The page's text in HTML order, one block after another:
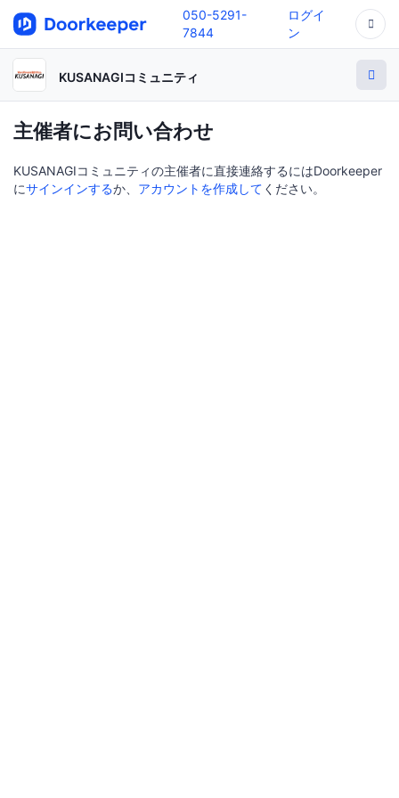
050-5291-
7844
ログイ
ン
KUSANAGIコミュニティ
主催者にお問い合わせ
KUSANAGIコミュニティの主催者に直接連絡するにはDoorkeeper
にサインインするか、 アカウントを作成して ください。